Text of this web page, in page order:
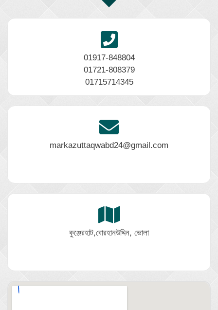
01917-848804
01721-808379
01715714345
markazuttaqwabd24@gmail.com
কুঞ্জেরহাট,বোরহানউদ্দিন, ভোলা